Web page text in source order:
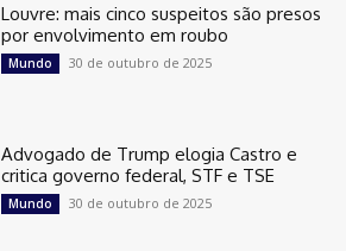
Louvre: mais cinco suspeitos são presos
por envolvimento em roubo
Mundo 30 de outubro de 2025
Advogado de Trump elogia Castro e
critica governo federal, STF e TSE
Mundo 30 de outubro de 2025